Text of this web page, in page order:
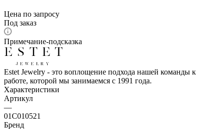
Цена по запросу
Под заказ
Примечание-подсказка
Estet Jewelry - это воплощение подхода нашей команды к
работе, которой мы занимаемся с 1991 года.
Характеристики
Артикул
—
01С010521
Бренд